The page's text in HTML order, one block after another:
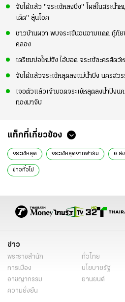
จับได้แล้ว "จระเข้หลงบึง" โผล่ในสระน้ำ
เด็ด" ลุ้นโชค
ชาวบ้านผวา พบจระเข้นอนอาบแดด กู้ภัย
คลอง
เตรียมบ่อใหม่ขัง ไอ้บอด จระเข้ละครสัต
จับได้แล้วจระเข้หลุดลงแม่น้ำปิง นครสว
เจอตัวแล้วเจ้าบอดจระเข้หลุดลงน้ำปิงน
ทองมาจับ
แท็กที่เกี่ยวข้อง
จระเข้หลุด จระเข้หลุดจากฟาร์ม อ.สิ
ข่าวทั่วไป
ข่าว
พระราชสำนัก ทั่วไทย
การเมือง
นโยบายรัฐ
อาชญากรรม
ยานยนต์
ความยั่งยืน